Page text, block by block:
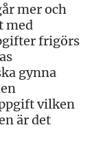
mer och
med
frigörs
gynna
vilken
är det